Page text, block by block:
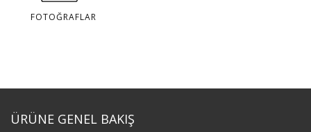
FOTOĞRAFLAR
ÜRÜNE GENEL BAKIŞ